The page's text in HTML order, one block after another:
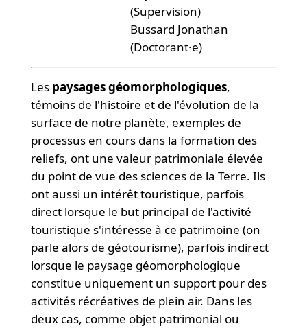
(Supervision)
Bussard Jonathan
(Doctorant·e)
Les paysages géomorphologiques,
témoins de l'histoire et de l'évolution de la
surface de notre planète, exemples de
processus en cours dans la formation des
reliefs, ont une valeur patrimoniale élevée
du point de vue des sciences de la Terre. Ils
ont aussi un intérêt touristique, parfois
direct lorsque le but principal de l'activité
touristique s'intéresse à ce patrimoine (on
parle alors de géotourisme), parfois indirect
lorsque le paysage géomorphologique
constitue uniquement un support pour des
activités récréatives de plein air. Dans les
deux cas, comme objet patrimonial ou